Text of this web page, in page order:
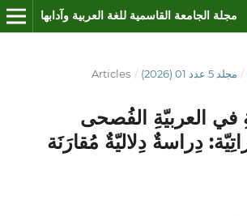
مجلة الجامعة القاسمية للغة العربية وآدابها
/ مجلد 5 عدد 01 (2026) /
Articles
في العربيّةِ الفُصحى
دِراسةٌ دِلاليّةٌ مُقارَنَة